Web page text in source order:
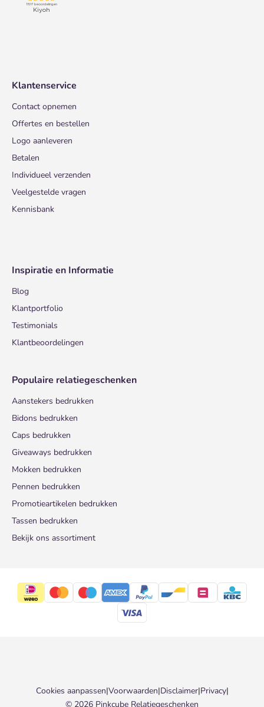
Klantenservice
Contact opnemen
Offertes en bestellen
Logo aanleveren
Betalen
Individueel verzenden
Veelgestelde vragen
Kennisbank
Inspiratie en Informatie
Blog
Klantportfolio
Testimonials
Klantbeoordelingen
Populaire relatiegeschenken
Aanstekers bedrukken
Bidons bedrukken
Caps bedrukken
Giveaways bedrukken
Mokken bedrukken
Pennen bedrukken
Promotieartikelen bedrukken
Tassen bedrukken
Bekijk ons assortiment
Cookies aanpassen|Voorwaarden|Disclaimer|Privacy|
© 2026 Pinkcube Relatiegeschenken